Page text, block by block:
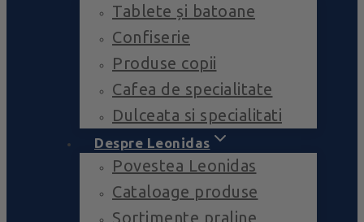
Tablete și batoane
Confiserie
Produse copii
Cafea de specialitate
Dulceata si specialitati
Despre Leonidas
Povestea Leonidas
Cataloage produse
Sortimente praline